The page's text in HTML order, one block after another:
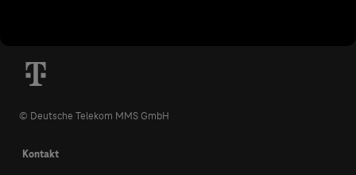
© Deutsche Telekom MMS GmbH
Kontakt